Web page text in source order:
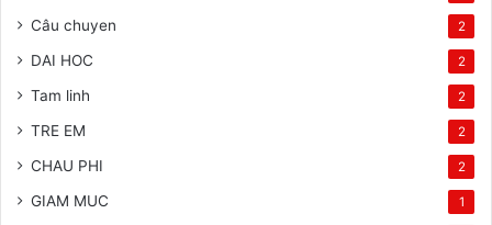
Câu chuyen 2
DAI HOC 2
Tam linh 2
TRE EM 2
CHAU PHI 2
GIAM MUC 1